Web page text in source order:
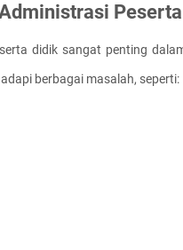
didik sangat penting
berbagai masalah, seperti: